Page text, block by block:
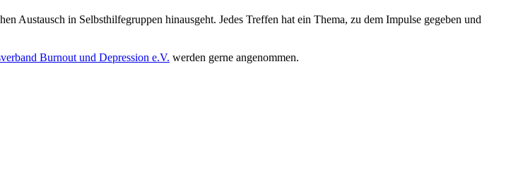
Austausch in Selbsthilfegruppen hinausgeht. Jedes Treffen hat ein Thema, zu dem Impulse gegeben und
Burnout und Depression e.V. werden gerne angenommen.